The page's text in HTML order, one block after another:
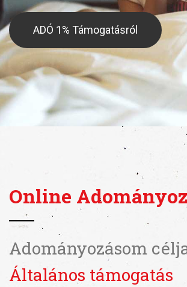
ADÓ 1% Támogatásról
Online
Adományozásom
Általános támogatás